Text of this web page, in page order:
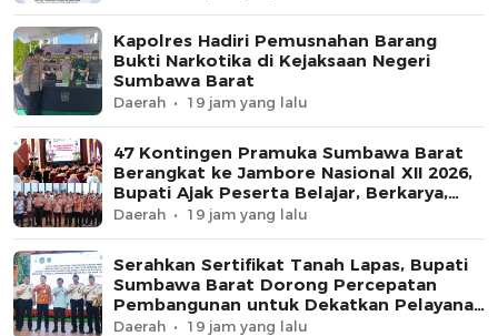
Kapolres Hadiri Pemusnahan Barang
Bukti Narkotika di Kejaksaan Negeri
Sumbawa Barat
Daerah 19 jam yang lalu
47 Kontingen Pramuka Sumbawa Barat
Berangkat ke Jambore Nasional XII 2026,
Bupati Ajak Peserta Belajar, Berkarya,
dan Harumkan Nama Daerah
Daerah 19 jam yang lalu
Serahkan Sertifikat Tanah Lapas, Bupati
Sumbawa Barat Dorong Percepatan
Pembangunan untuk Dekatkan Pelayanan
Pemasyarakatan
Daerah 19 jam yang lalu